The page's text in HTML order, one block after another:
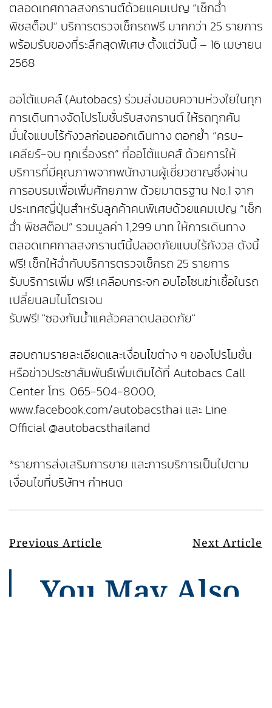
ตลอดเทศกาลสงกรานต์ด้วยแคมเปญ “เช็กฉ่ำ
พิชสต็อป” บริการตรวจเช็กรถฟรี มากกว่า 25 รายการ
พร้อมรับของที่ระลึกสุดพิเศษ ตั้งแต่วันนี้ – 16 เมษายน
2568
ออโต้แบคส์ (Autobacs) ร่วมส่งมอบความห่วงใยในทุก
การเดินทางจัดโปรโมชั่นรับสงกรานต์ ให้รถทุกคัน
มั่นใจแบบไร้กังวลก่อนออกเดินทาง ตอกย้ำ “ครบ-
เคลียร์-จบ ทุกเรื่องรถ” ที่ออโต้แบคส์ ด้วยการให้
บริการที่มีคุณภาพจากพนักงานผู้เชี่ยวชาญซึ่งผ่าน
การอบรมเพื่อเพิ่มศักยภาพ ด้วยมาตรฐาน No.1 จาก
ประเทศญี่ปุ่นสำหรับลูกค้าคนพิเศษด้วยแคมเปญ “เช็ก
ฉ่ำ พิชสต็อป” รวมมูลค่า 1,299 บาท ให้การเดินทาง
ตลอดเทศกาลสงกรานต์นี้ปลอดภัยแบบไร้กังวล ดังนี้
ฟรี! เช็กให้ฉ่ำกับบริการตรวจเช็กรถ 25 รายการ
รับบริการเพิ่ม ฟรี! เคลือบกระจก อบโอโซนฆ่าเชื้อในรถ
เปลี่ยนลมไนโตรเจน
รับฟรี! "ซองกันน้ำแคล้วคลาดปลอดภัย"
สอบถามรายละเอียดและเงื่อนไขต่าง ๆ ของโปรโมชั่น
หรือข่าวประชาสัมพันธ์เพิ่มเติมได้ที่ Autobacs Call
Center โทร. 065-504-8000,
www.facebook.com/autobacsthai และ Line
Official @autobacsthailand
*รายการส่งเสริมการขาย และการบริการเป็นไปตาม
เงื่อนไขที่บริษัทฯ กำหนด
Previous Article Next Article
You May Also